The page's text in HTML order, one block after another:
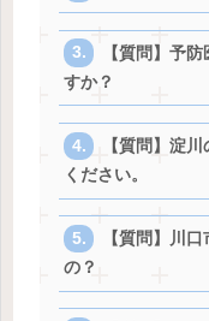
【質問】予
すか？
【質問】淀
ください。
【質問】川
の？